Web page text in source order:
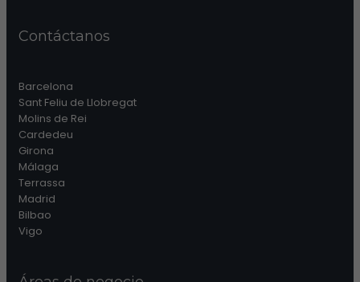
Contáctanos
Barcelona
Sant Feliu de Llobregat
Molins de Rei
Cardedeu
Girona
Málaga
Terrassa
Madrid
Bilbao
Vigo